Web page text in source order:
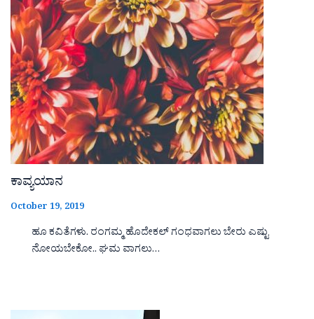
ಕಾವ್ಯಯಾನ
October 19, 2019
ಹೂ ಕವಿತೆಗಳು. ರಂಗಮ್ಮ ಹೊದೇಕಲ್ ಗಂಧವಾಗಲು ಬೇರು ಎಷ್ಟು
ನೋಯಬೇಕೋ.. ಘಮ ವಾಗಲು…